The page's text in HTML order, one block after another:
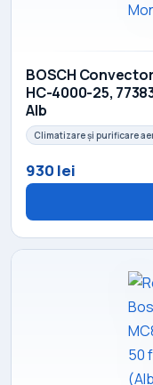
BOSCH
HC-4000-25,
Alb
Climatizare și purificare
930 lei